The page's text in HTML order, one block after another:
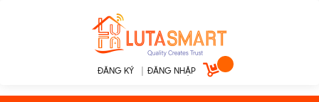
ĐĂNG KÝ ĐĂNG NHẬP